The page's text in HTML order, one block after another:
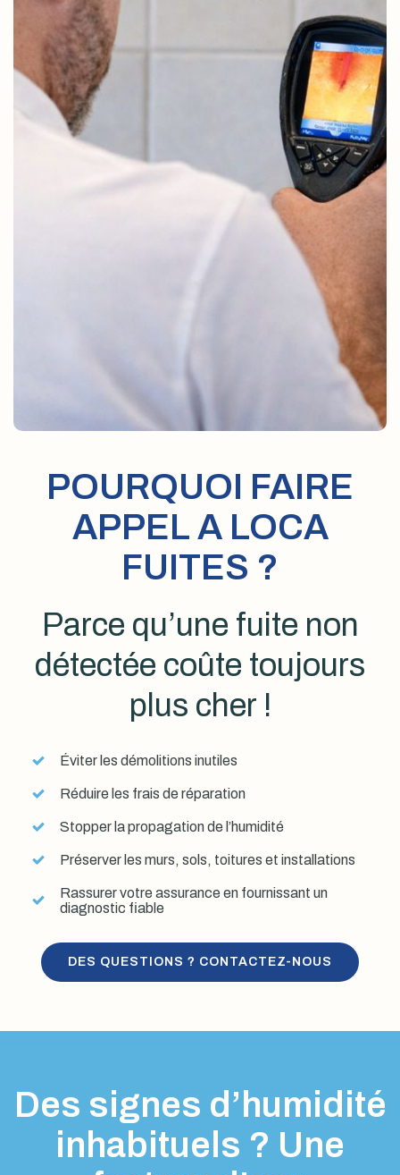
POURQUOI FAIRE
APPEL A LOCA
FUITES ?
Parce qu’une fuite non
détectée coûte toujours
plus cher !
Éviter les démolitions inutiles
Réduire les frais de réparation
Stopper la propagation de l’humidité
Préserver les murs, sols, toitures et installations
Rassurer votre assurance en fournissant un
diagnostic fiable
DES QUESTIONS ? CONTACTEZ-NOUS
Des signes d’humidité
inhabituels ? Une